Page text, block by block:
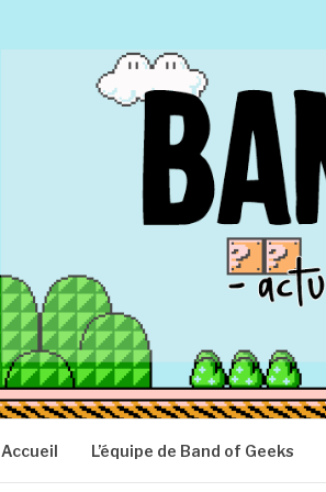
BAND OF
Actu Geek d'hier et d'aujourd'hui
Accueil L’équipe de Band of Geeks